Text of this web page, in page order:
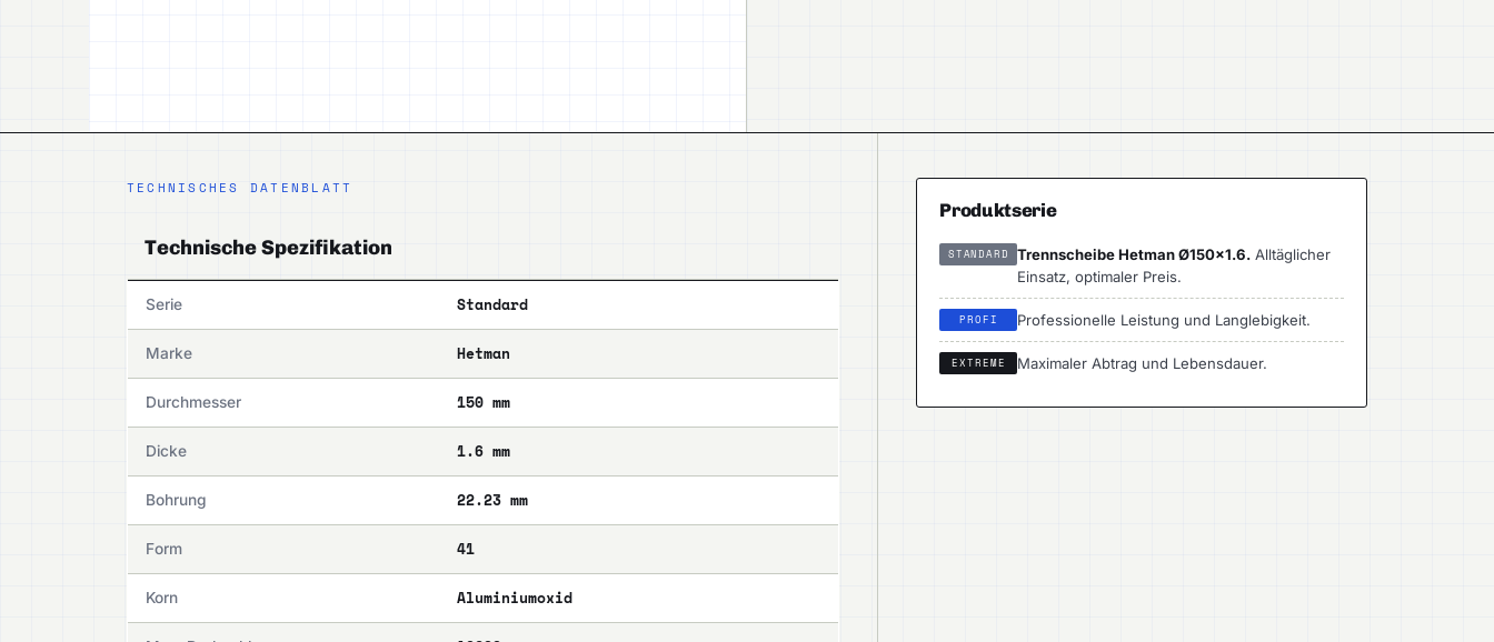
TECHNISCHES DATENBLATT
Technische Spezifikation
Serie Standard
Marke Hetman
Durchmesser 150 mm
Dicke 1.6 mm
Bohrung 22.23 mm
Form 41
Korn Aluminiumoxid
Produktserie
STANDARD Trennscheibe Hetman Ø150×1.6. Alltäglicher
Einsatz, optimaler Preis.
PROFI Professionelle Leistung und Langlebigkeit.
EXTREME Maximaler Abtrag und Lebensdauer.